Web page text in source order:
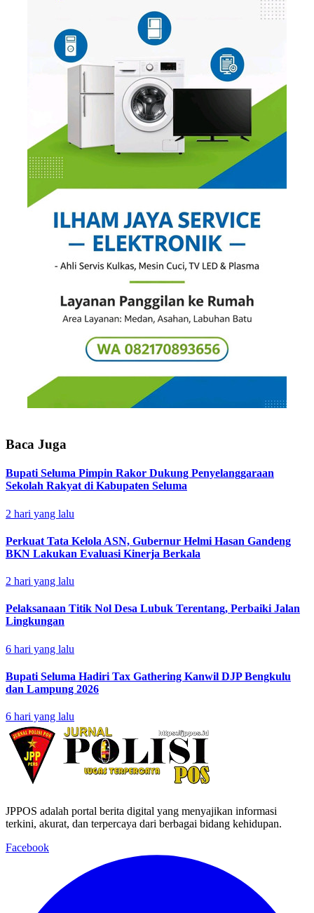
Baca Juga
Bupati Seluma Pimpin Rakor Dukung Penyelanggaraan
Sekolah Rakyat di Kabupaten Seluma
2 hari yang lalu
Perkuat Tata Kelola ASN, Gubernur Helmi Hasan Gandeng
BKN Lakukan Evaluasi Kinerja Berkala
2 hari yang lalu
Pelaksanaan Titik Nol Desa Lubuk Terentang, Perbaiki Jalan
Lingkungan
6 hari yang lalu
Bupati Seluma Hadiri Tax Gathering Kanwil DJP Bengkulu
dan Lampung 2026
6 hari yang lalu
JPPOS adalah portal berita digital yang menyajikan informasi
terkini, akurat, dan terpercaya dari berbagai bidang kehidupan.
Facebook